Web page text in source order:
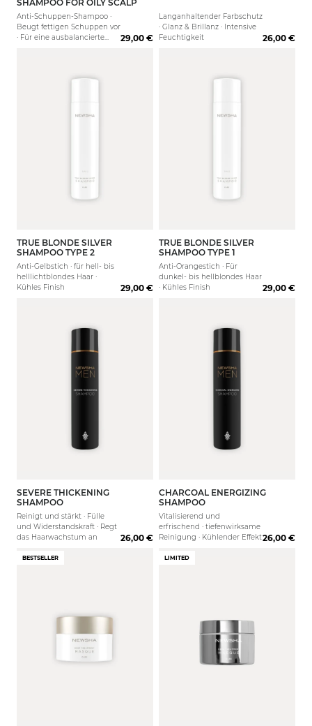
SHAMPOO FOR OILY SCALP
Anti-Schuppen-Shampoo ·
Beugt fettigen Schuppen vor
· Für eine ausbalancierte
29,00 €
Langanhaltender Farbschutz
· Glanz & Brillanz · Intensive
Feuchtigkeit
26,00 €
250 ml 1000 ml
TRUE BLONDE SILVER
SHAMPOO TYPE 2
Anti-Gelbstich · für hell- bis
helllichtblondes Haar ·
Kühles Finish
29,00 €
80 ml 250 ml
TRUE BLONDE SILVER
SHAMPOO TYPE 1
Anti-Orangestich · Für
dunkel- bis hellblondes Haar
· Kühles Finish
29,00 €
250 ml 1000 ml
SEVERE THICKENING
SHAMPOO
Reinigt und stärkt · Fülle
und Widerstandskraft · Regt
das Haarwachstum an
26,00 €
80 ml 250 ml
CHARCOAL ENERGIZING
SHAMPOO
Vitalisierend und
erfrischend · tiefenwirksame
Reinigung · Kühlender Effekt26,00 €
BESTSELLER LIMITED